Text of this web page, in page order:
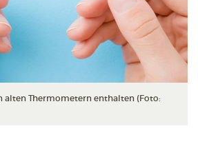
alten Thermometern enthalten (Foto: